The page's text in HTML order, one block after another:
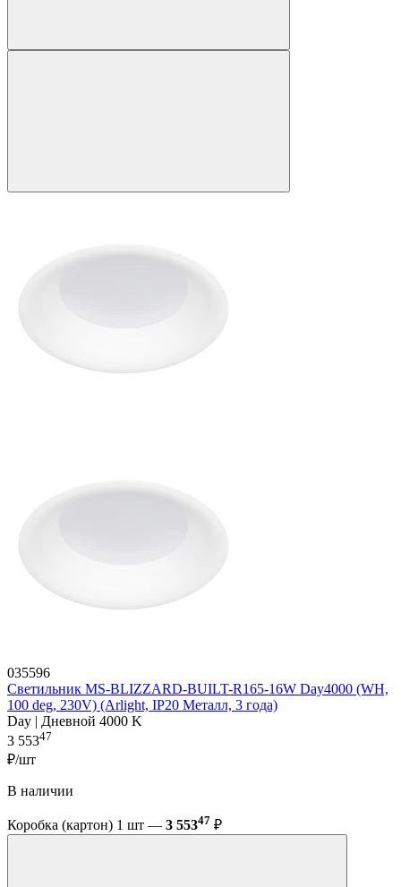
035596
Светильник MS-BLIZZARD-BUILT-R165-16W Day4000 (WH,
100 deg, 230V) (Arlight, IP20 Металл, 3 года)
Day | Дневной 4000 K
3 55347
₽/шт
В наличии
Коробка (картон) 1 шт — 3 55347 ₽